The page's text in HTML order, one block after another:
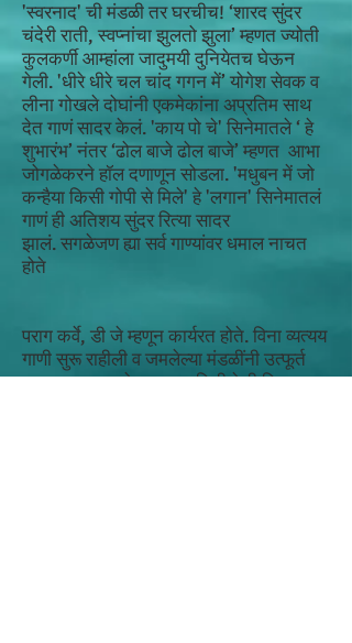
'स्वरनाद' ची मंडळी तर घरचीच! ‘शारद सुंदर
चंदेरी राती, स्वप्नांचा झुलतो झुला’ म्हणत ज्योती
कुलकर्णी आम्हांला जादुमयी दुनियेतच घेऊन
गेली. 'धीरे धीरे चल चांद गगन में’ योगेश सेवक व
लीना गोखले दोघांनी एकमेकांना अप्रतिम साथ
देत गाणं सादर केलं. 'काय पो चे' सिनेमातले ‘ हे
शुभारंभ’ नंतर ‘ढोल बाजे ढोल बाजे’ म्हणत आभा
जोगळेकरने हॉल दणाणून सोडला. 'मधुबन में जो
कन्हैया किसी गोपी से मिले' हे 'लगान' सिनेमातलं
गाणं ही अतिशय सुंदर रित्या सादर
झालं. सगळेजण ह्या सर्व गाण्यांवर धमाल नाचत
होते
पराग कर्वे, डी जे म्हणून कार्यरत होते. विना व्यत्यय
गाणी सुरू राहीली व जमलेल्या मंडळींनी उत्फूर्त
प्रत्यक्ष सहभाग घेऊन साथ दिली हे ही विसरून